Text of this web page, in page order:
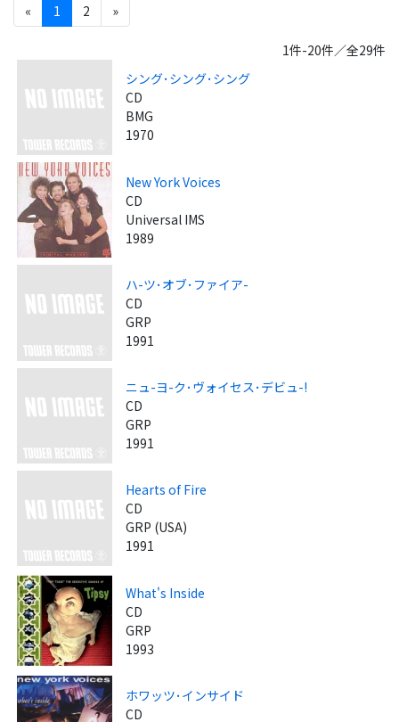
«
1 2 »
1件-20件／全29件
シング･シング･シング
CD
BMG
1970
New York Voices
CD
Universal IMS
1989
ハ-ツ･オブ･ファイア-
CD
GRP
1991
ニュ-ヨ-ク･ヴォイセス･デビュ-!
CD
GRP
1991
Hearts of Fire
CD
GRP (USA)
1991
What's Inside
CD
GRP
1993
ホワッツ･インサイド
CD